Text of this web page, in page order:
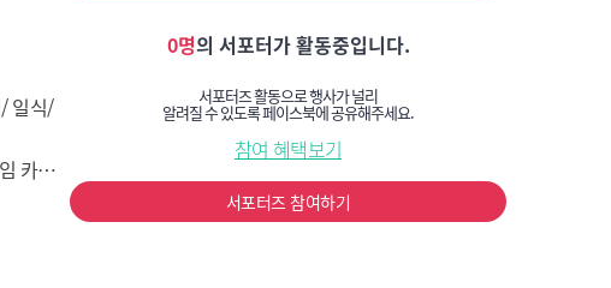
일식/
카페/
0명의 서포터가 활동중입니다.
서포터즈 활동으로 행사가 널리
알려질 수 있도록 페이스북에 공유해주세요.
참여 혜택보기
서포터즈 참여하기